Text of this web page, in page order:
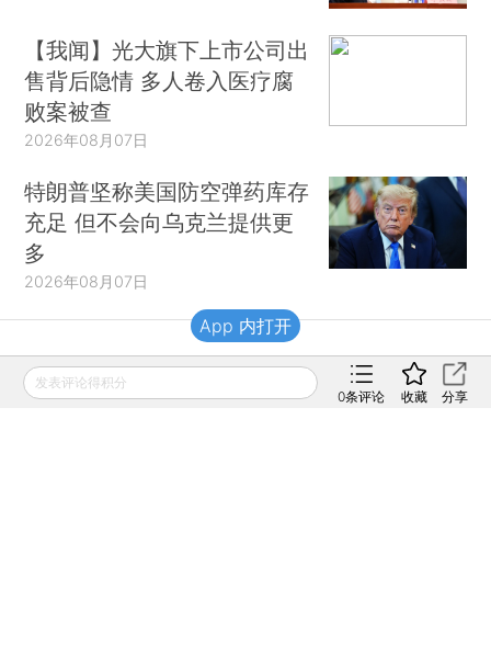
【我闻】光大旗下上市公司出
售背后隐情 多人卷入医疗腐
败案被查
2026年08月07日
特朗普坚称美国防空弹药库存
充足 但不会向乌克兰提供更
多
2026年08月07日
财新移动
发表评论得积分
0条评论 收藏 分享
App 内打开